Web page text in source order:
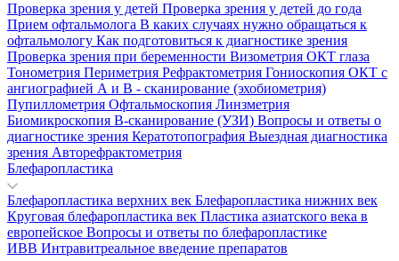
Проверка зрения у детей Проверка зрения у детей до года
Прием офтальмолога В каких случаях нужно обращаться к
офтальмологу Как подготовиться к диагностике зрения
Проверка зрения при беременности Визометрия ОКТ глаза
Тонометрия Периметрия Рефрактометрия Гониоскопия ОКТ с
ангиографией А и В - сканирование (эхобиометрия)
Пупиллометрия Офтальмоскопия Линзметрия
Биомикроскопия В-сканирование (УЗИ) Вопросы и ответы о
диагностике зрения Кератотопография Выездная диагностика
зрения Авторефрактометрия
Блефаропластика
Блефаропластика верхних век Блефаропластика нижних век
Круговая блефаропластика век Пластика азиатского века в
европейское Вопросы и ответы по блефаропластике
ИВВ Интравитреальное введение препаратов